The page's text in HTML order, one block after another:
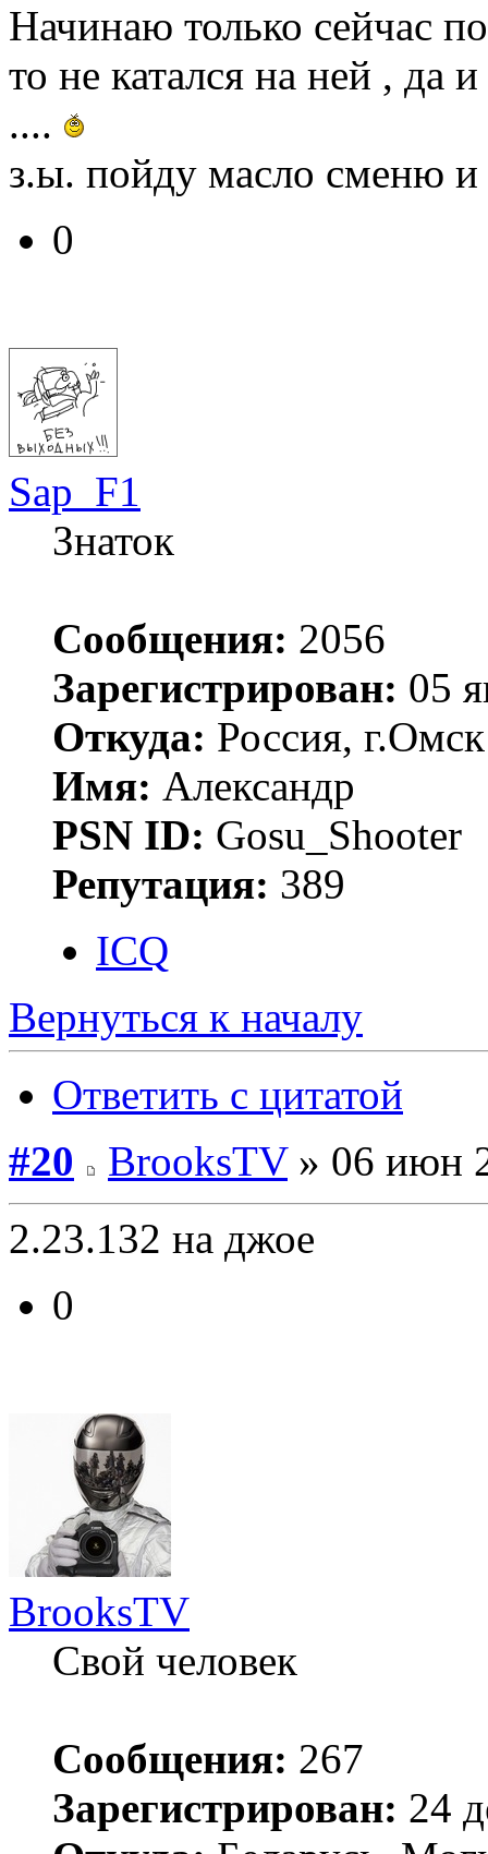
Начинаю только сейчас
то не катался на ней , да
....
з.ы. пойду масло сменю
0
Sap_F1
Знаток
Сообщения: 2056
Зарегистрирован: 05
Откуда: Россия, г.Омск
Имя: Александр
PSN ID: Gosu_Shooter
Репутация: 389
ICQ
Вернуться к началу
Ответить с цитатой
#20
BrooksTV» 06 июн
2.23.132 на джое
0
BrooksTV
Свой человек
Сообщения: 267
Зарегистрирован: 24